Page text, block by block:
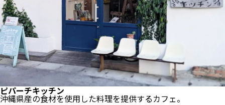
ピパーチキッチン
沖縄県産の食材を使用した料理を提供するカフェ。